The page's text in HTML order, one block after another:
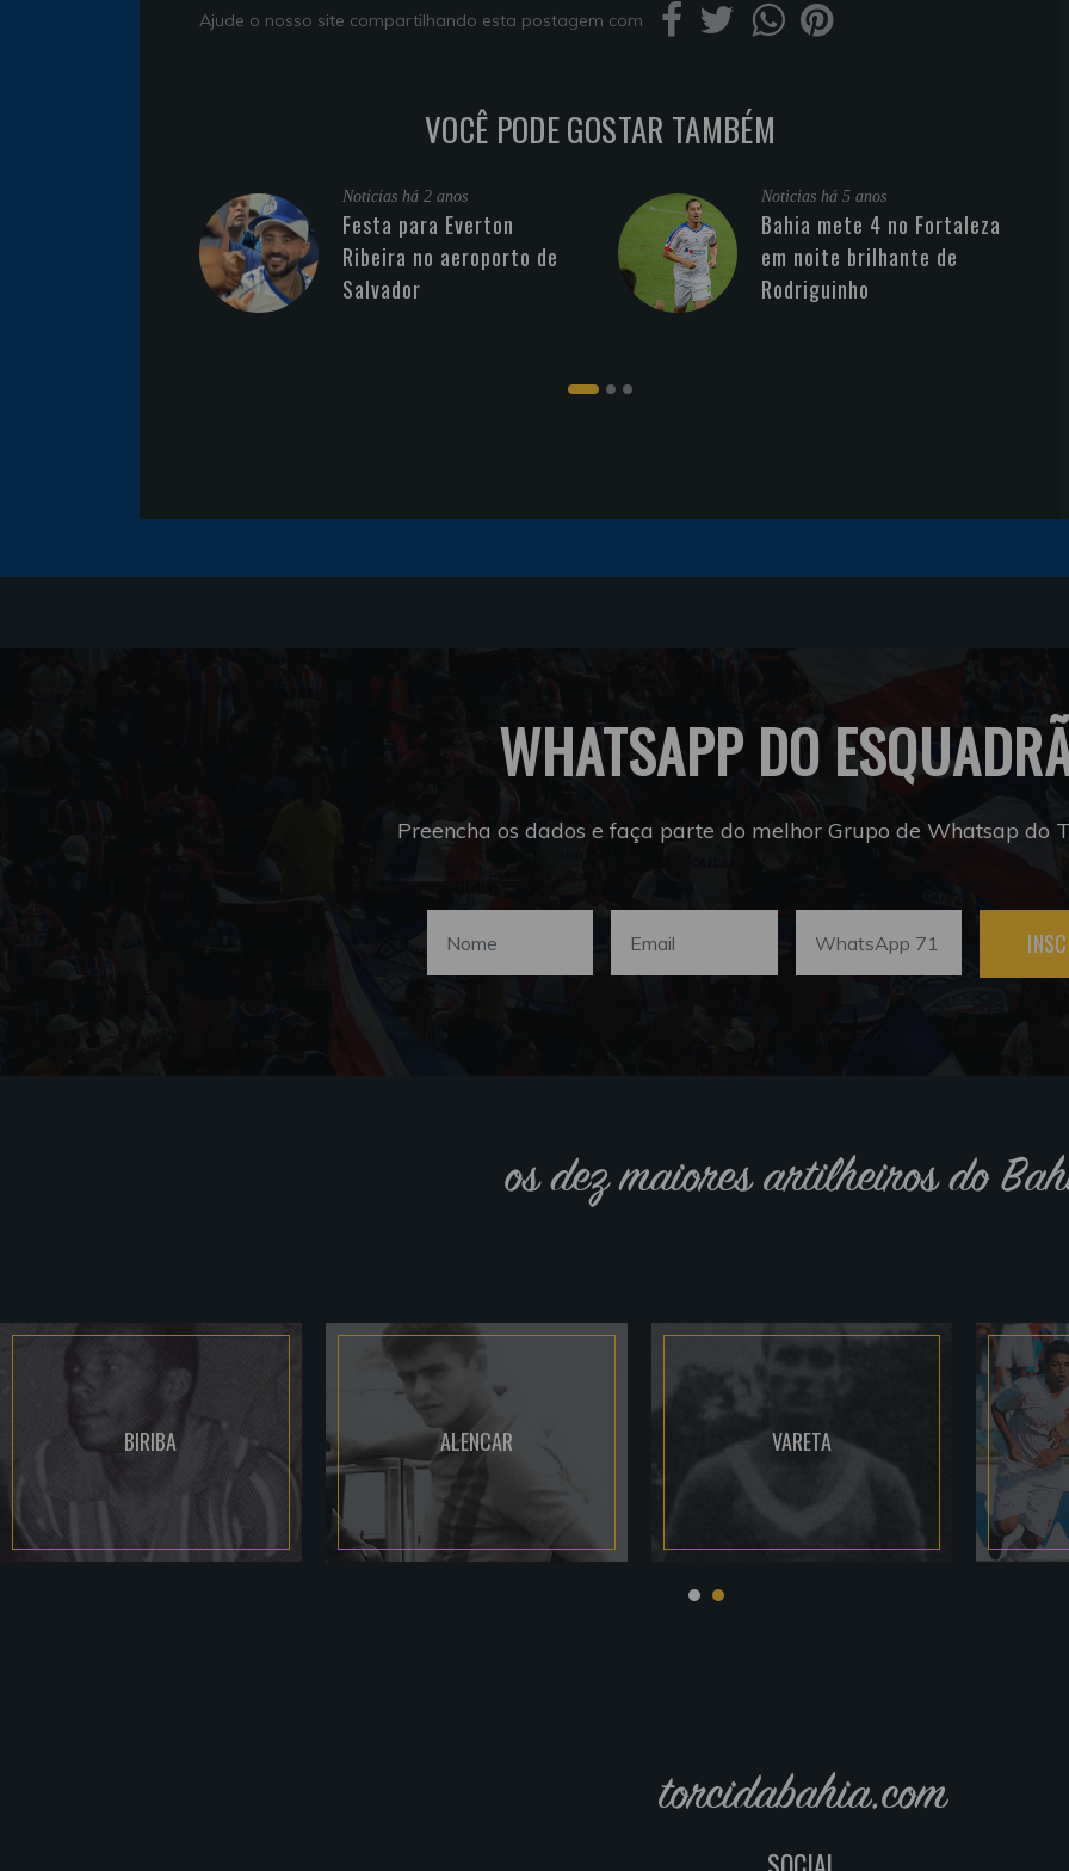
Ajude o nosso site compartilhando esta postagem com
VOCÊ PODE GOSTAR TAMBÉM
Noticias há 2 anos
Festa para Everton
Ribeira no aeroporto de
Salvador
Noticias há 5 anos
Bahia mete 4 no Fortaleza
em noite brilhante de
Rodriguinho
WHATSAPP DO
Preencha os dados e faça parte do melhor Grupo de Whatsap do
os dez maiores artilheiros do
BIRIBA ALENCAR VARETA
torcidabahia.com
SOCIAL